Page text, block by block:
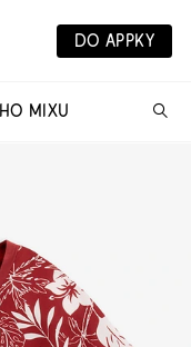
DO APPKY
MIXU